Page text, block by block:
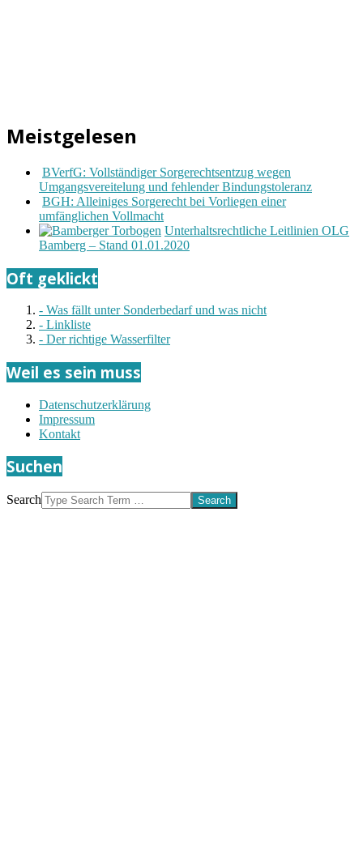
Meistgelesen
BVerfG: Vollständiger Sorgerechtsentzug wegen
Umgangsvereitelung und fehlender Bindungstoleranz
BGH: Alleiniges Sorgerecht bei Vorliegen einer
umfänglichen Vollmacht
Unterhaltsrechtliche Leitlinien OLG
Bamberg – Stand 01.01.2020
Oft geklickt
- Was fällt unter Sonderbedarf und was nicht
- Linkliste
- Der richtige Wasserfilter
Weil es sein muss
Datenschutzerklärung
Impressum
Kontakt
Suchen
Search